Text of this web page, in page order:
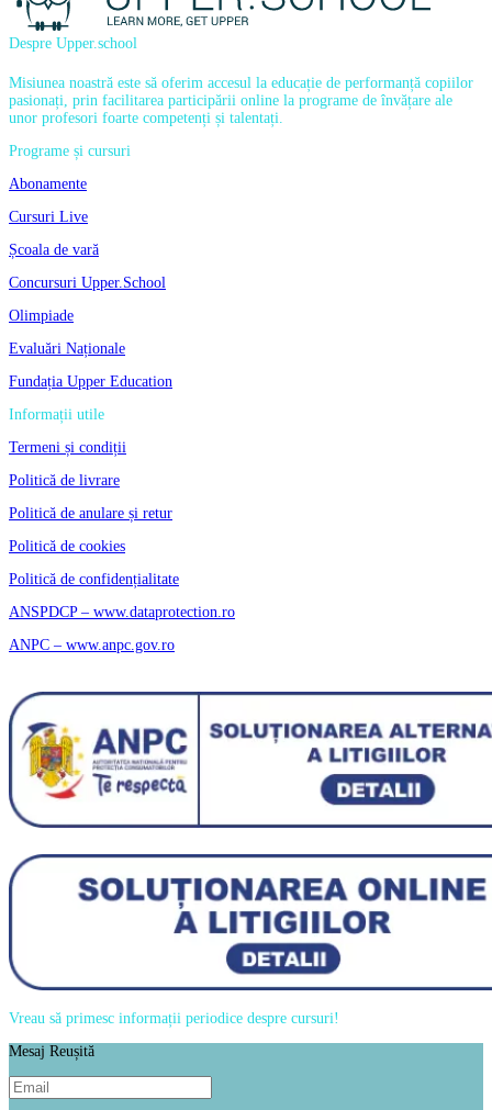
Despre Upper.school
Misiunea noastră este să oferim accesul la educație de performanță copiilor
pasionați, prin facilitarea participării online la programe de învățare ale
unor profesori foarte competenți și talentați.
Programe și cursuri
Abonamente
Cursuri Live
Școala de vară
Concursuri Upper.School
Olimpiade
Evaluări Naționale
Fundația Upper Education
Informații utile
Termeni și condiții
Politică de livrare
Politică de anulare și retur
Politică de cookies
Politică de confidențialitate
ANSPDCP – www.dataprotection.ro
ANPC – www.anpc.gov.ro
Vreau să primesc informații periodice despre cursuri!
Mesaj Reușită